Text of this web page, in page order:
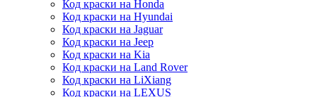
Код краски на Honda
Код краски на Hyundai
Код краски на Jaguar
Код краски на Jeep
Код краски на Kia
Код краски на Land Rover
Код краски на LiXiang
Код краски на LEXUS